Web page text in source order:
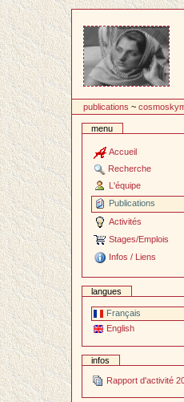
contenu
publications ~
menu
Accueil
Recherche
L'équipe
Publications
Activités
Stages/Emplois
Infos / Liens
langues
Français
English
infos
Rapport d'activité